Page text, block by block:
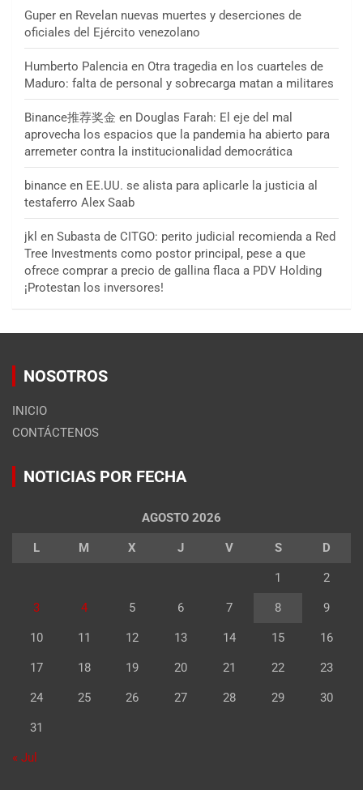
Guper en Revelan nuevas muertes y deserciones de
oficiales del Ejército venezolano
Humberto Palencia en Otra tragedia en los cuarteles de
Maduro: falta de personal y sobrecarga matan a militares
Binance推荐奖金 en Douglas Farah: El eje del mal
aprovecha los espacios que la pandemia ha abierto para
arremeter contra la institucionalidad democrática
binance en EE.UU. se alista para aplicarle la justicia al
testaferro Alex Saab
jkl en Subasta de CITGO: perito judicial recomienda a Red
Tree Investments como postor principal, pese a que
ofrece comprar a precio de gallina flaca a PDV Holding
¡Protestan los inversores!
NOSOTROS
INICIO
CONTÁCTENOS
NOTICIAS POR FECHA
AGOSTO 2026
L M X J V S D
1 2
3 4 5 6 7 8 9
10 11 12 13 14 15 16
17 18 19 20 21 22 23
24 25 26 27 28 29 30
31
« Jul